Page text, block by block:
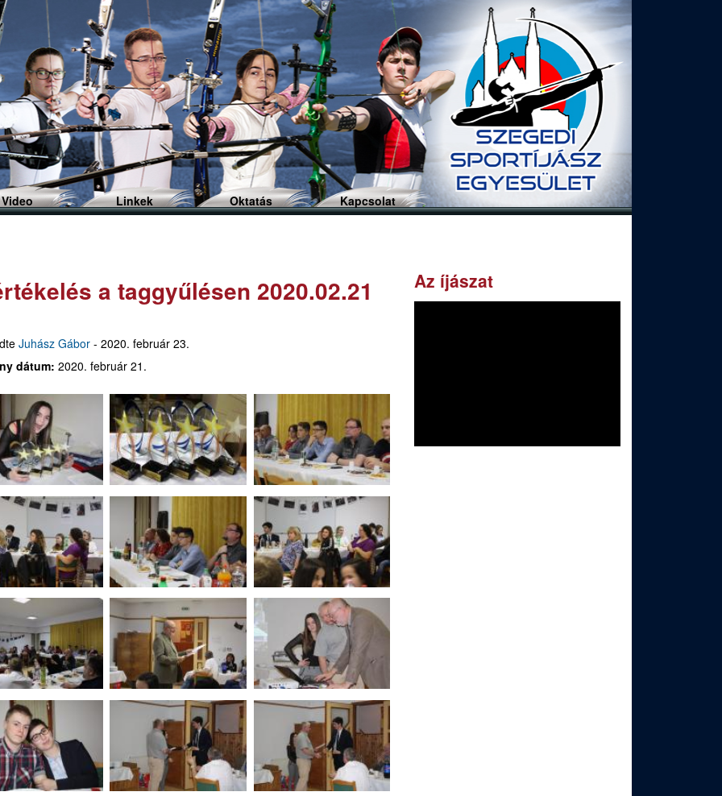
Ugrás
a
tartalomra
Video Linkek Oktatás Kapcsolat
a taggyűlésen 2020.02.21
Juhász Gábor - 2020. február 23.
dátum: 2020. február 21.
Az íjászat